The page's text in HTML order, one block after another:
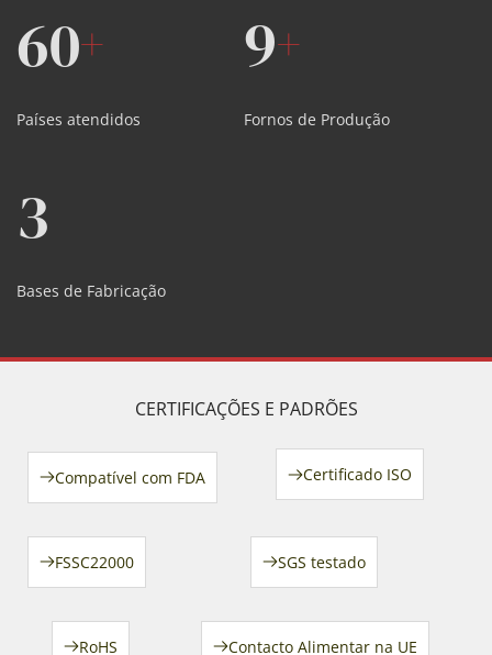
60+
Países atendidos
9+
Fornos de Produção
3
Bases de Fabricação
CERTIFICAÇÕES E PADRÕES
Compatível com FDA Certificado ISO
FSSC22000 SGS testado
RoHS Contacto Alimentar na UE